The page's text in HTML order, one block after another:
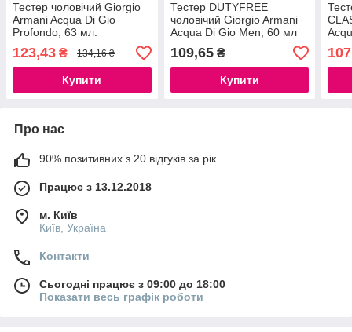
Тестер чоловічий Giorgio
Armani Acqua Di Gio
Profondo, 63 мл.
123,43 ₴ 134,16 ₴
Купити
Тестер DUTYFREE
чоловічий Giorgio Armani
Acqua Di Gio Men, 60 мл
109,65₴
Купити
Про нас
90% позитивних з 20 відгуків за рік
Працює з 13.12.2018
м. Київ
Київ, Україна
Контакти
Сьогодні працює з 09:00 до 18:00
Показати весь графік роботи